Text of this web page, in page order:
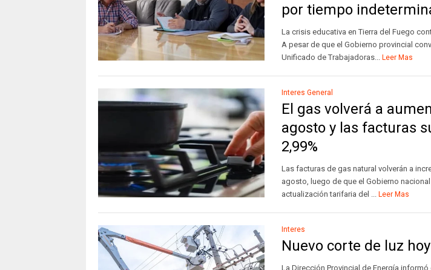
por tiempo
La crisis educativa en Tierra del Fuego
A pesar de que el Gobierno provincial
Unificado de Trabajadoras... Leer Mas
Interes General
El gas volverá a
agosto y las facturas
2,99%
Las facturas de gas natural volverán a
agosto, luego de que el Gobierno
actualización tarifaria del ... Leer Mas
Interes
Nuevo corte de luz
La Dirección Provincial de Energía